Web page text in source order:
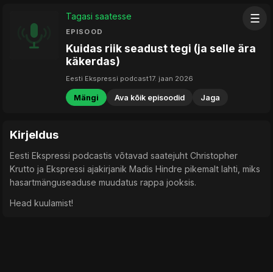
☰
Tagasi saatesse
EPISOOD
Kuidas riik seadust tegi (ja selle ära
käkerdas)
Eesti Ekspressi podcast17. jaan 2026
Mängi Ava kõik episoodid Jaga
Kirjeldus
Eesti Ekspressi podcastis võtavad saatejuht Christopher
Krutto ja Ekspressi ajakirjanik Madis Hindre pikemalt lahti, miks
hasartmänguseaduse muudatus rappa jooksis.
Head kuulamist!